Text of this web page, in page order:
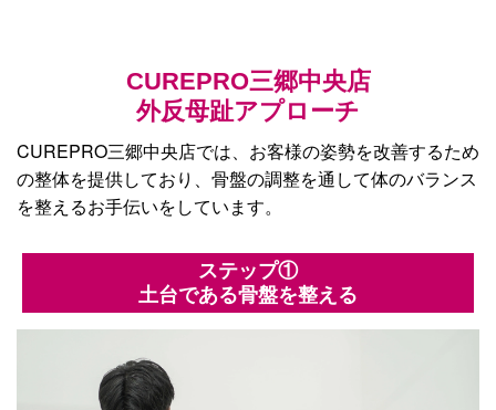
CUREPRO三郷中央店
外反母趾アプローチ
CUREPRO三郷中央店では、お客様の姿勢を改善するため
の整体を提供しており、骨盤の調整を通して体のバランス
を整えるお手伝いをしています。
ステップ①
土台である骨盤を整える